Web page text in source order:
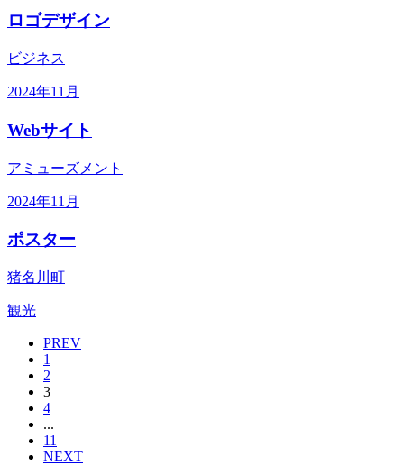
ロゴデザイン
ビジネス
2024年11月
Webサイト
アミューズメント
2024年11月
ポスター
猪名川町
観光
PREV
1
2
3
4
...
11
NEXT